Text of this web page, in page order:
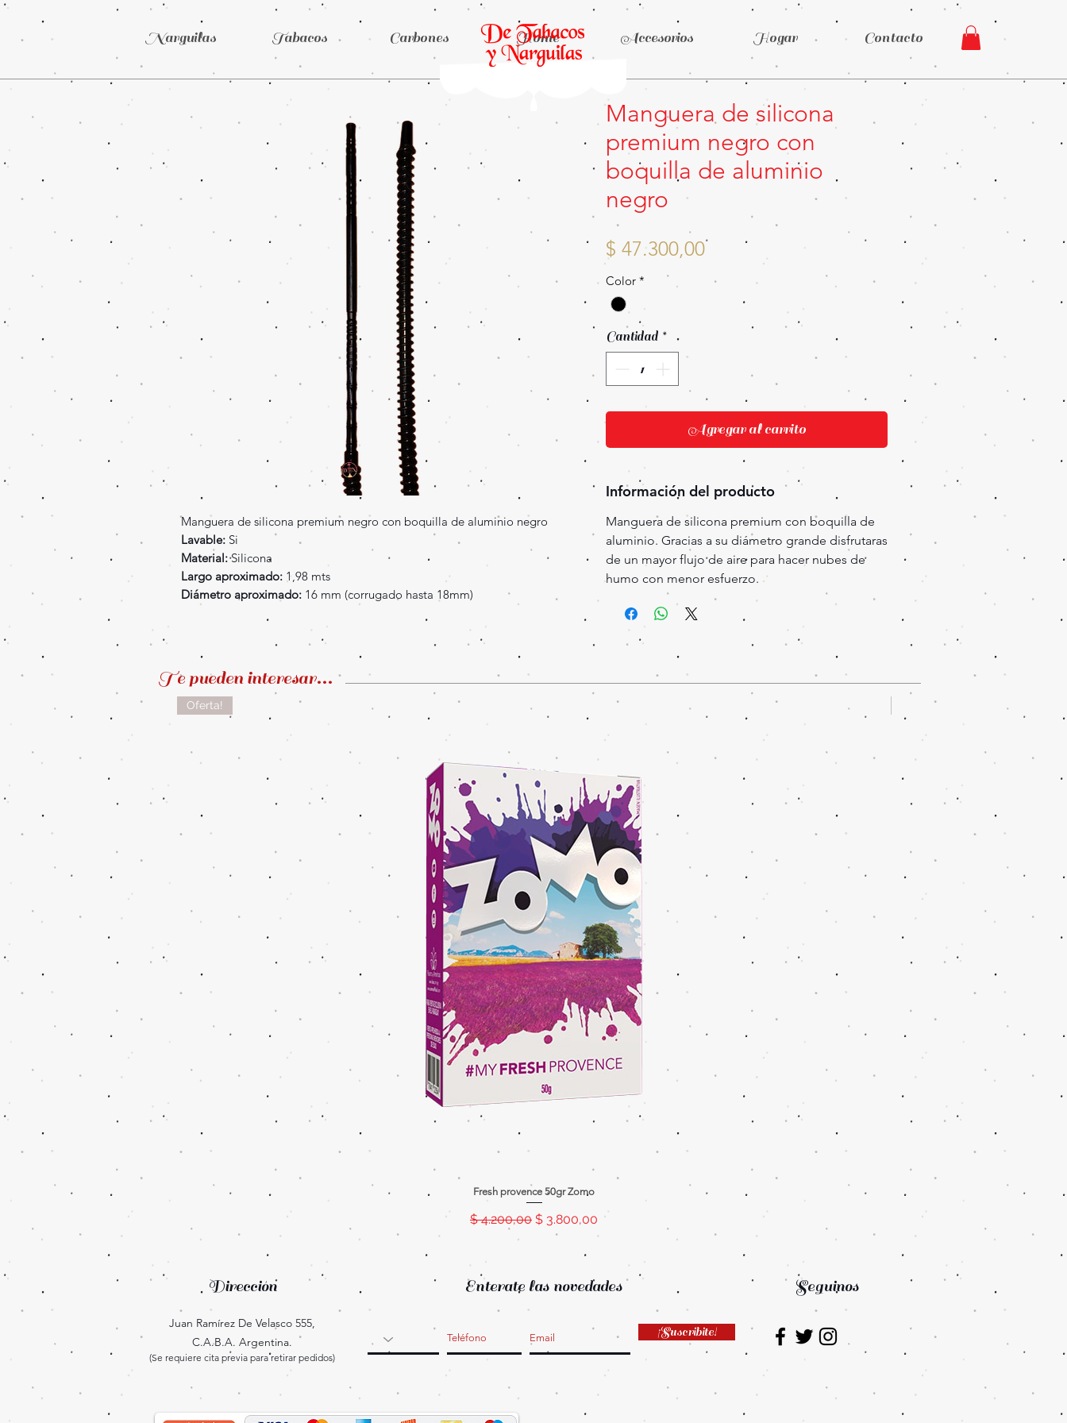
Narguilas Tabacos Carbones Home Accesorios Hogar Contacto
Manguera de silicona premium negro con boquilla de aluminio negro
Lavable:Si
Material:Silicona
Largo aproximado:1,98 mts
Diámetro aproximado:16 mm (corrugado hasta 18mm)
Manguera de silicona
premium negro con
boquilla de aluminio
negro
$ 47.300,00Precio
Color *
Cantidad *
Agregar al carrito
Información del producto
Manguera de silicona premium con boquilla de
aluminio. Gracias a su diámetro grande disfrutaras
de un mayor flujo de aire para hacer nubes de
humo con menor esfuerzo.
Oferta!
Fresh provence 50gr Zomo
Precio
$ 4.200,00 Precio de oferta
$ 3.800,00
Oferta!
Te pueden interesar...
Dirección
Juan Ramírez De Velasco 555,
C.A.B.A. Argentina.
(Se requiere cita previa para retirar pedidos)
¡Suscribite!
Enterate las novedades Seguinos